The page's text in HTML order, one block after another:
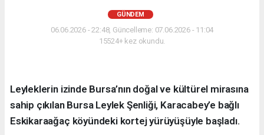
GÜNDEM
06.06.2026 - 22:48, Güncelleme: 07.06.2026 - 11:04
15524+ kez okundu.
Leyleklerin izinde Bursa’nın doğal ve kültürel mirasına
sahip çıkılan Bursa Leylek Şenliği, Karacabey’e bağlı
Eskikaraağaç köyündeki kortej yürüyüşüyle başladı.